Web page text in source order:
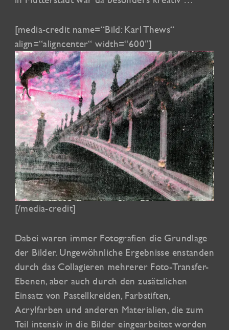
[media-credit name=“Bild: Karl Thews“
align=“aligncenter“ width=“600″]
[/media-credit]
Dabei waren immer Fotografien die Grundlage
der Bilder. Ungewöhnliche Ergebnisse enstanden
durch das Collagieren mehrerer Foto-Transfer-
Ebenen, aber auch durch den zusätzlichen
Einsatz von Pastellkreiden, Farbstiften,
Acrylfarben und anderen Materialien, die zum
Teil intensiv in die Bilder eingearbeitet worden